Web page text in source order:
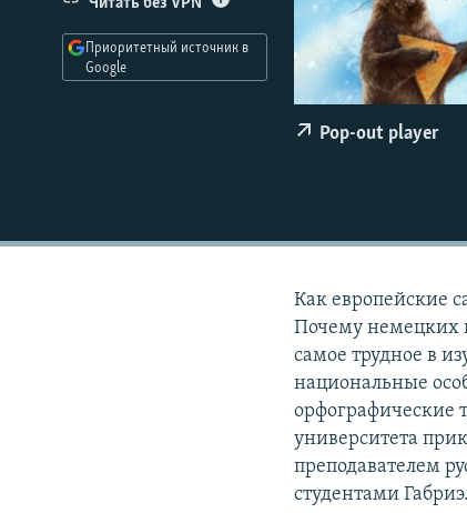
СЕВЕР.РЕАЛИИ
СИБИРЬ.РЕАЛИИ
Pop-out player
Приоритетный источник в
Google
Как европейские
Почему немецких
самое трудное в
национальные
орфографические
университета
преподавателем
студентами